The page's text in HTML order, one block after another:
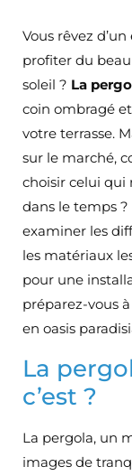
Vous rêvez
profiter du
soleil ? La
coin ombragé
votre terrasse.
sur le marché,
choisir celui qui
dans le temps
examiner les
les matériaux
pour une
préparez-vous
en oasis
La
c’est ?
La pergola, un
images de